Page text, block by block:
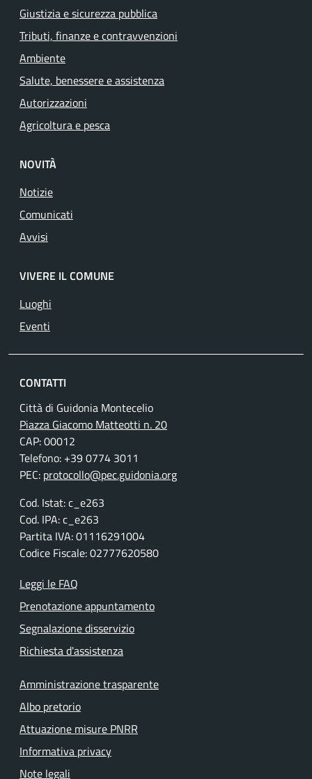
Giustizia e sicurezza pubblica
Tributi, finanze e contravvenzioni
Ambiente
Salute, benessere e assistenza
Autorizzazioni
Agricoltura e pesca
NOVITÀ
Notizie
Comunicati
Avvisi
VIVERE IL COMUNE
Luoghi
Eventi
CONTATTI
Città di Guidonia Montecelio
Piazza Giacomo Matteotti n. 20
CAP: 00012
Telefono: +39 0774 3011
PEC: protocollo@pec.guidonia.org
Cod. Istat: c_e263
Cod. IPA: c_e263
Partita IVA: 01116291004
Codice Fiscale: 02777620580
Leggi le FAQ
Prenotazione appuntamento
Segnalazione disservizio
Richiesta d'assistenza
Amministrazione trasparente
Albo pretorio
Attuazione misure PNRR
Informativa privacy
Note legali